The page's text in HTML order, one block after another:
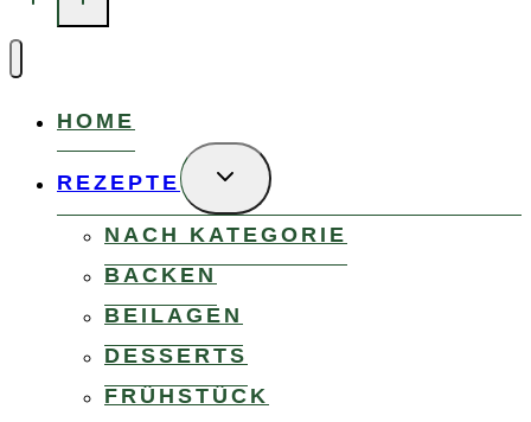
HOME
REZEPTE
UNTERMENÜ
UMSCHALTEN
NACH KATEGORIE
BACKEN
BEILAGEN
DESSERTS
FRÜHSTÜCK